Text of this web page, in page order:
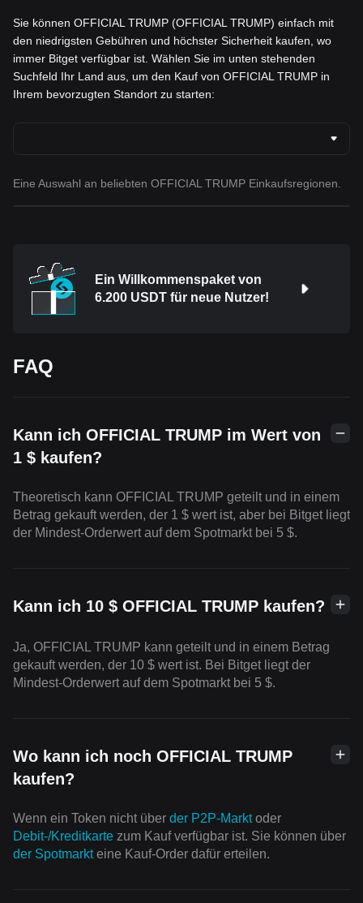
Sie können OFFICIAL TRUMP (OFFICIAL TRUMP) einfach mit
den niedrigsten Gebühren und höchster Sicherheit kaufen, wo
immer Bitget verfügbar ist. Wählen Sie im unten stehenden
Suchfeld Ihr Land aus, um den Kauf von OFFICIAL TRUMP in
Ihrem bevorzugten Standort zu starten:
Eine Auswahl an beliebten OFFICIAL TRUMP Einkaufsregionen.
Ein Willkommenspaket von
6.200 USDT für neue Nutzer!
FAQ
Kann ich OFFICIAL TRUMP im Wert von
1 $ kaufen?
Theoretisch kann OFFICIAL TRUMP geteilt und in einem
Betrag gekauft werden, der 1 $ wert ist, aber bei Bitget liegt
der Mindest-Orderwert auf dem Spotmarkt bei 5 $.
Kann ich 10 $ OFFICIAL TRUMP kaufen?
Ja, OFFICIAL TRUMP kann geteilt und in einem Betrag
gekauft werden, der 10 $ wert ist. Bei Bitget liegt der
Mindest-Orderwert auf dem Spotmarkt bei 5 $.
Wo kann ich noch OFFICIAL TRUMP
kaufen?
Wenn ein Token nicht über der P2P-Marktoder
Debit-/Kreditkarte zum Kauf verfügbar ist. Sie können über
der Spotmarkteine Kauf-Order dafür erteilen.